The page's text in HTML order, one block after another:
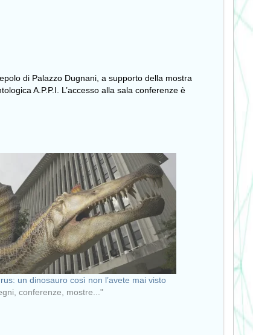
di Palazzo Dugnani, a supporto della mostra
A.P.P.I. L’accesso alla sala conferenze è
un dinosauro così non l’avete mai visto
conferenze, mostre..."